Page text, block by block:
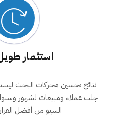
استثمار
نتائج تحسين محركات البحث
جلب عملاء ومبيعات لشهور
السيو من أفضل